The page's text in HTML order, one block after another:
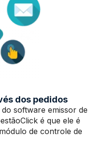
dos pedidos
software emissor de
é que ele é
de controle de